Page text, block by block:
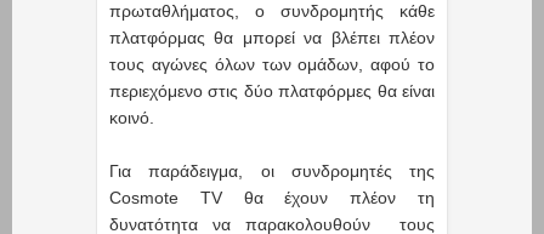
πρωταθλήματος, ο συνδρομητής κάθε
πλατφόρμας θα μπορεί να βλέπει πλέον
τους αγώνες όλων των ομάδων, αφού το
περιεχόμενο στις δύο πλατφόρμες θα είναι
κοινό.
Για παράδειγμα, οι συνδρομητές της
Cosmote TV θα έχουν πλέον τη
δυνατότητα να παρακολουθούν τους